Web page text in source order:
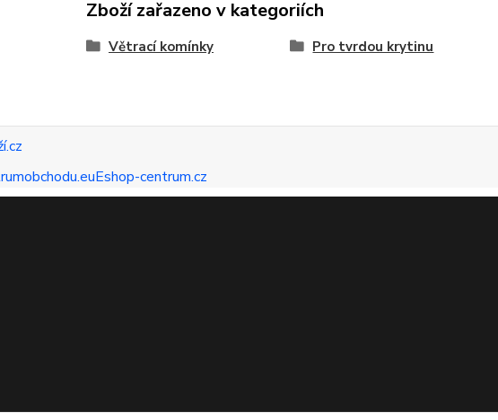
Zboží zařazeno v kategoriích
Větrací komínky Pro tvrdou krytinu
Eshop-centrum.cz